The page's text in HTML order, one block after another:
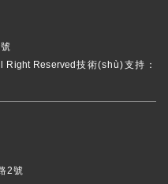
Right Reserved技術(shù)支持：
2號